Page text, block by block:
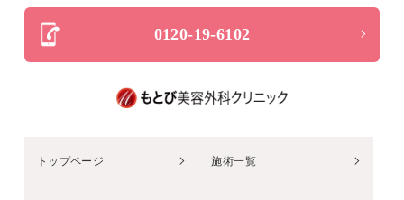
0120-19-6102
トップページ 施術一覧